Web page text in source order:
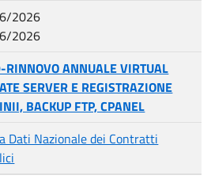
2026
2026
ANNUALE VIRTUAL
SERVER E REGISTRAZIONE
BACKUP FTP, CPANEL
Dati Nazionale dei Contratti